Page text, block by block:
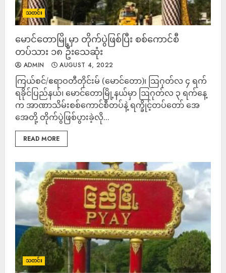
သတင်း
မောင်တောမြို့မှာ တိုက်ပွဲဖြစ်ပြီး စစ်ကောင်စီ
တပ်သား ၁၈ ဦးသေဆုံး
ADMIN AUGUST 4, 2022
ကြယ်စင်/ဧရာဝတီတိုင်းမ် (မောင်တော)၊ ဩဂုတ်လ ၄ ရက်
ရခိုင်ပြည်နယ်၊ မောင်တောမြို့နယ်မှာ ဩဂုတ်လ ၃ ရက်နေ့
က အာဏာသိမ်းစစ်ကောင်စီတပ်နဲ့ ရက္ခိုင့်တပ်တော် အေ
အေတို့ တိုက်ပွဲဖြစ်ပွားခဲ့လို...
READ MORE
သတင်း